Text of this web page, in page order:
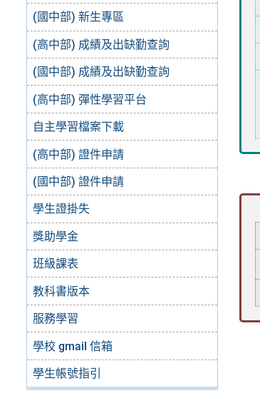
(國中部) 新生專區
(高中部) 成績及出缺勤查詢
(國中部) 成績及出缺勤查詢
(高中部) 彈性學習平台
自主學習檔案下載
(高中部) 證件申請
(國中部) 證件申請
學生證掛失
獎助學金
班級課表
教科書版本
服務學習
學校 gmail 信箱
學生帳號指引